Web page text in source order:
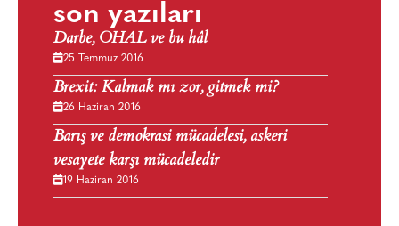
son yazıları
Darbe, OHAL ve bu hâl
25 Temmuz 2016
Brexit: Kalmak mı zor, gitmek mi?
26 Haziran 2016
Barış ve demokrasi mücadelesi, askeri
vesayete karşı mücadeledir
19 Haziran 2016